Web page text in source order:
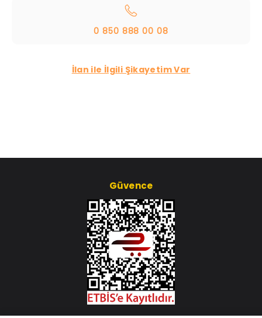
0 850 888 00 08
İlan ile İlgili Şikayetim Var
Güvence